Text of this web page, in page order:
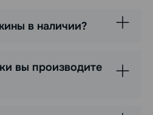
в наличии?
вы производите